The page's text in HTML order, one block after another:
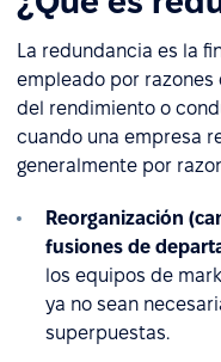
La redundancia es la
empleado por
del rendimiento o
cuando una empresa
generalmente por
Reorganización
fusiones de
los equipos de
ya no sean
superpuestas.